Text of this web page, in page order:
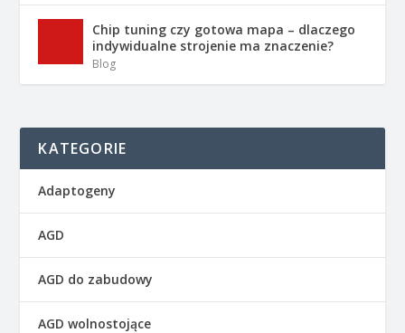
Chip tuning czy gotowa mapa – dlaczego
indywidualne strojenie ma znaczenie?
Blog
KATEGORIE
Adaptogeny
AGD
AGD do zabudowy
AGD wolnostojące